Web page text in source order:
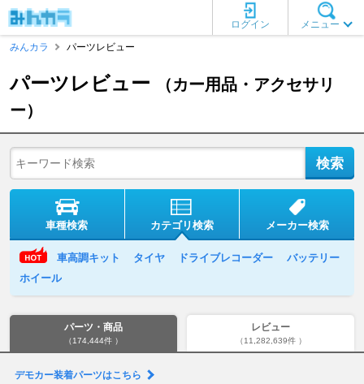
メニュー
ログイン
みんカラ
パーツレビュー
パーツレビュー
（カー用品・アクセサリ
ー）
車種検索 カテゴリ検索 メーカー検索
車高調キット タイヤ ドライブレコーダー
バッテリー
ホイール
パーツ・商品
（174,444件 ）
レビュー
（11,282,639件 ）
デモカー装着パーツはこちら